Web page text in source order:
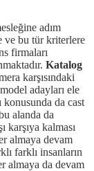
adım
ve bu tür kriterlere
firmaları
Katalog
karşısındaki
adayları ele
konusunda da cast
alanda da
karşıya kalması
almaya devam
farklı insanların
almaya da devam